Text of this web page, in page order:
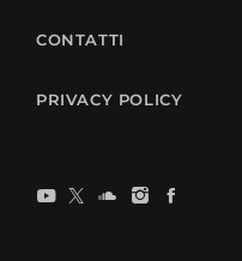
CONTATTI
PRIVACY POLICY